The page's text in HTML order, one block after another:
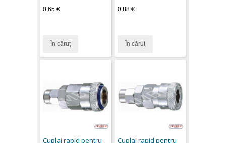
0,65 €
În căruţ
0,88 €
În căruţ
Cuplaj rapid pentru
Cuplaj rapid pentru